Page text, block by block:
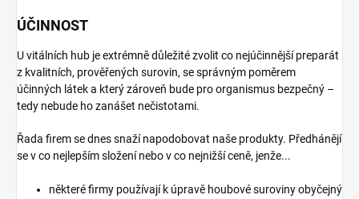
ÚČINNOST
U vitálních hub je extrémně důležité zvolit co nejúčinnější preparát
z kvalitních, prověřených surovin, se správným poměrem
účinných látek a který zároveň bude pro organismus bezpečný –
tedy nebude ho zanášet nečistotami.
Řada firem se dnes snaží napodobovat naše produkty. Předhánějí
se v co nejlepším složení nebo v co nejnižší ceně, jenže...
některé firmy používají k úpravě houbové suroviny obyčejný